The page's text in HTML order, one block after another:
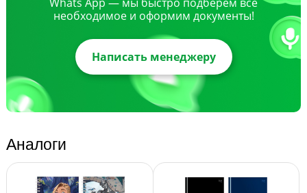
необходимое и оформим документы!
Написать менеджеру
Аналоги